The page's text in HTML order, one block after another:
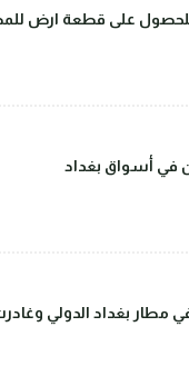
على قطعة ارض
في أسواق بغداد
بغداد الدولي